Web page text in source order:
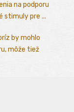
na podporu
stimuly pre ...
by mohlo
môže tiež